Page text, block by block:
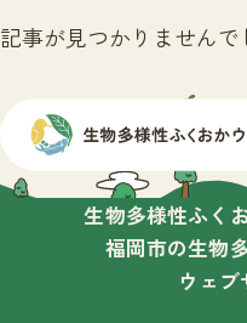
記事が見つかりませんで
生物多様性ふく
福岡市の生物
ウェブ